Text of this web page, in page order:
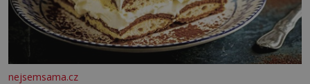
nejsemsama.cz